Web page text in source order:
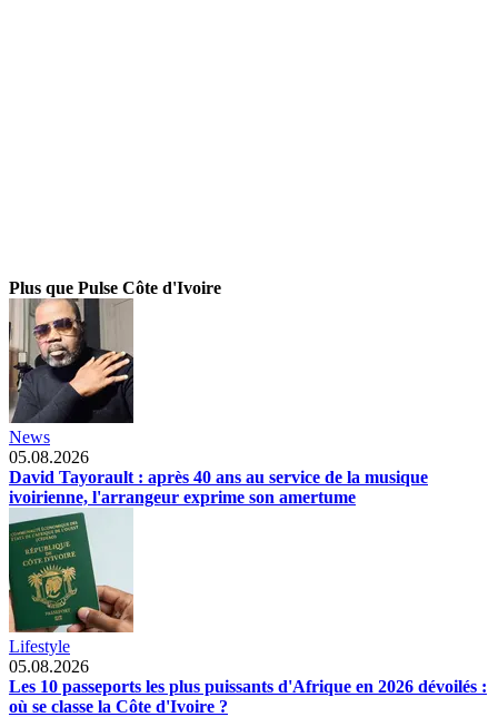
Plus que Pulse Côte d'Ivoire
News
05.08.2026
David Tayorault : après 40 ans au service de la musique
ivoirienne, l'arrangeur exprime son amertume
Lifestyle
05.08.2026
Les 10 passeports les plus puissants d'Afrique en 2026 dévoilés :
où se classe la Côte d'Ivoire ?